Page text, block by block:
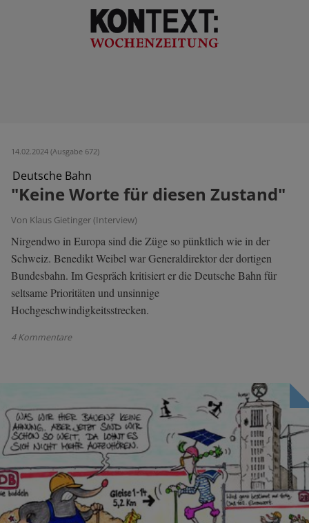
14.02.2024 (Ausgabe 672)
Deutsche Bahn
"Keine Worte für diesen Zustand"
Von Klaus Gietinger (Interview)
Nirgendwo in Europa sind die Züge so pünktlich wie in der
Schweiz. Benedikt Weibel war Generaldirektor der dortigen
Bundesbahn. Im Gespräch kritisiert er die Deutsche Bahn für
seltsame Prioritäten und unsinnige
Hochgeschwindigkeitsstrecken.
4 Kommentare